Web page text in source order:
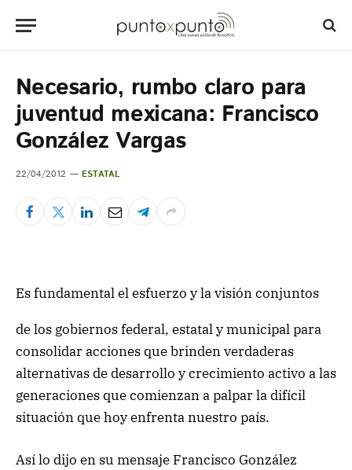
Necesario, rumbo claro para
juventud mexicana: Francisco
González Vargas
22/04/2012 ESTATAL
Es fundamental el esfuerzo y la visión conjuntos
de los gobiernos federal, estatal y municipal para
consolidar acciones que brinden verdaderas
alternativas de desarrollo y crecimiento activo a las
generaciones que comienzan a palpar la difícil
situación que hoy enfrenta nuestro país.
Así lo dijo en su mensaje Francisco González